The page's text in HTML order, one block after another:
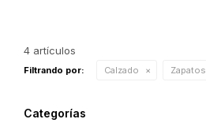
4 artículos
Filtrando por: Calzado Zapatos
Categorías